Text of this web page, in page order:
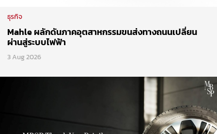
ธุรกิจ
Mahle ผลักดันภาคอุตสาหกรรมขนส่งทางถนนเปลี่ยน
ผ่านสู่ระบบไฟฟ้า
3 Aug 2026